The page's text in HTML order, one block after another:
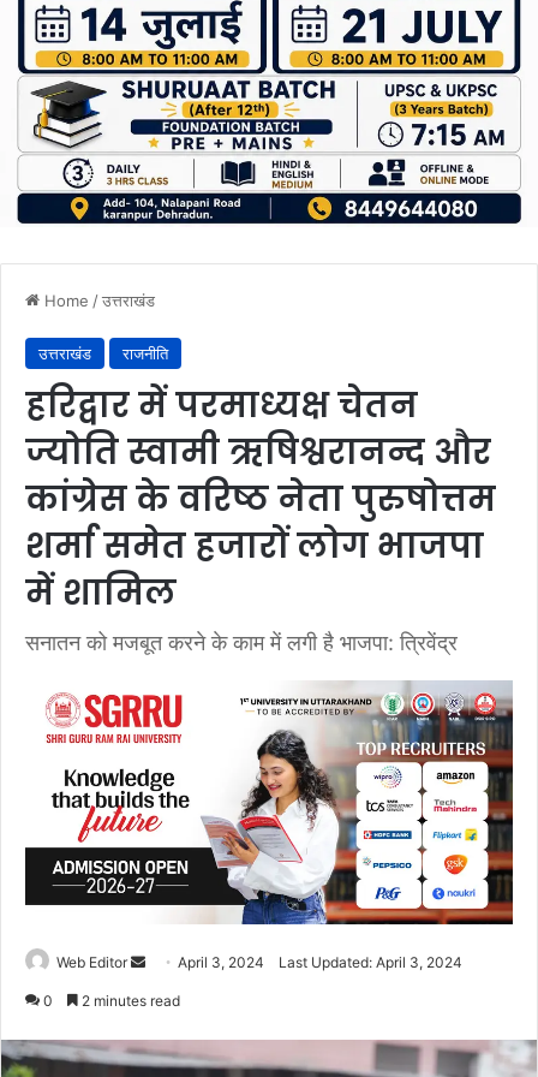
Home /उत्तराखंड
उत्तराखंड राजनीति
हरिद्वार में परमाध्यक्ष चेतन
ज्योति स्वामी ऋषिश्वरानन्द और
कांग्रेस के वरिष्ठ नेता पुरुषोत्तम
शर्मा समेत हजारों लोग भाजपा
में शामिल
सनातन को मजबूत करने के काम में लगी है भाजपा: त्रिवेंद्र
Web Editor
d
April 3, 2024 Last Updated: April 3, 2024
0 2 minutes read